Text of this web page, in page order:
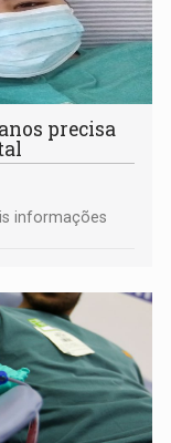
precisa
informações